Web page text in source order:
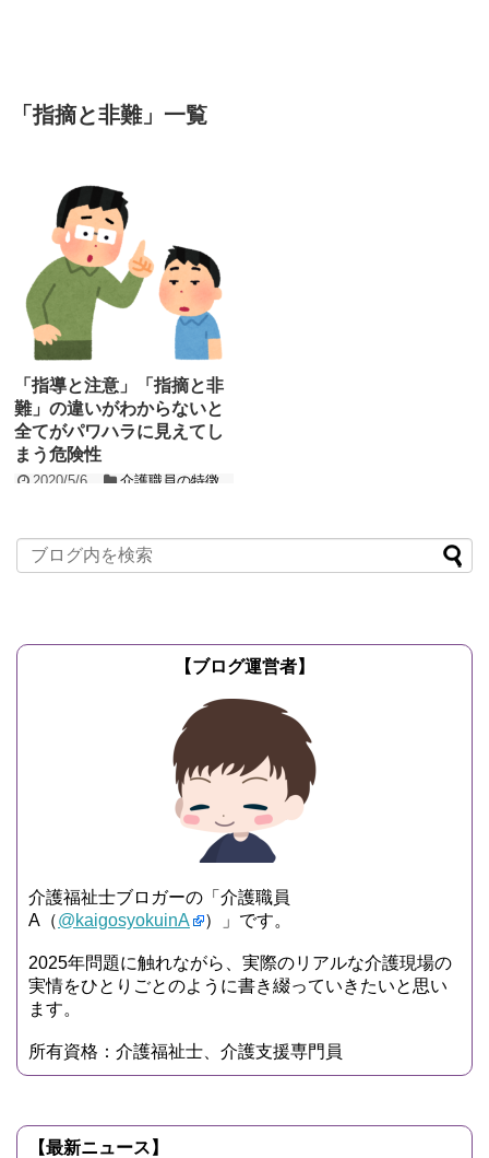
「 指摘と非難」 一覧
「指導と注意」「指摘と非
難」の違いがわからないと
全てがパワハラに見えてし
まう危険性
2020/5/6 介護職員の特徴
いがわからない人を時々見掛けます。 職
場にもいますしT...
記事を読む
【ブログ運営者】
介護福祉士ブロガーの「介護職員
A（@kaigosyokuinA ）」です。
2025年問題に触れながら、実際のリアルな介護現場の
実情をひとりごとのように書き綴っていきたいと思い
ます。
所有資格：介護福祉士、介護支援専門員
【最新ニュース】